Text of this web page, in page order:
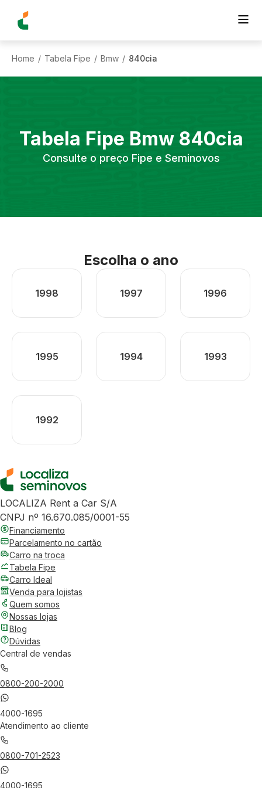
Home / Tabela Fipe / Bmw / 840cia
Tabela Fipe Bmw 840cia
Consulte o preço Fipe e Seminovos
Escolha o ano
1998 1997 1996
1995 1994 1993
1992
LOCALIZA Rent a Car S/A
CNPJ nº 16.670.085/0001-55
Financiamento
Parcelamento no cartão
Carro na troca
Tabela Fipe
Carro Ideal
Venda para lojistas
Quem somos
Nossas lojas
Blog
Dúvidas
Central de vendas
0800-200-2000
4000-1695
Atendimento ao cliente
0800-701-2523
4000-1695